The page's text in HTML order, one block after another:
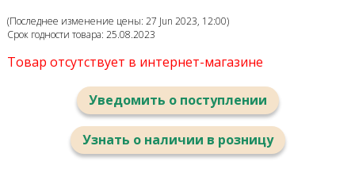
(Последнее изменение цены: 27 Jun 2023, 12:00)
Срок годности товара: 25.08.2023
Товар отсутствует в интернет-магазине
Уведомить о поступлении
Узнать о наличии в розницу